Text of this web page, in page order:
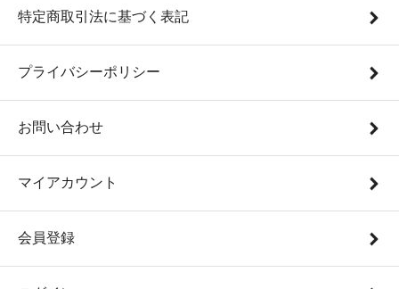
特定商取引法に基づく表記
プライバシーポリシー
お問い合わせ
マイアカウント
会員登録